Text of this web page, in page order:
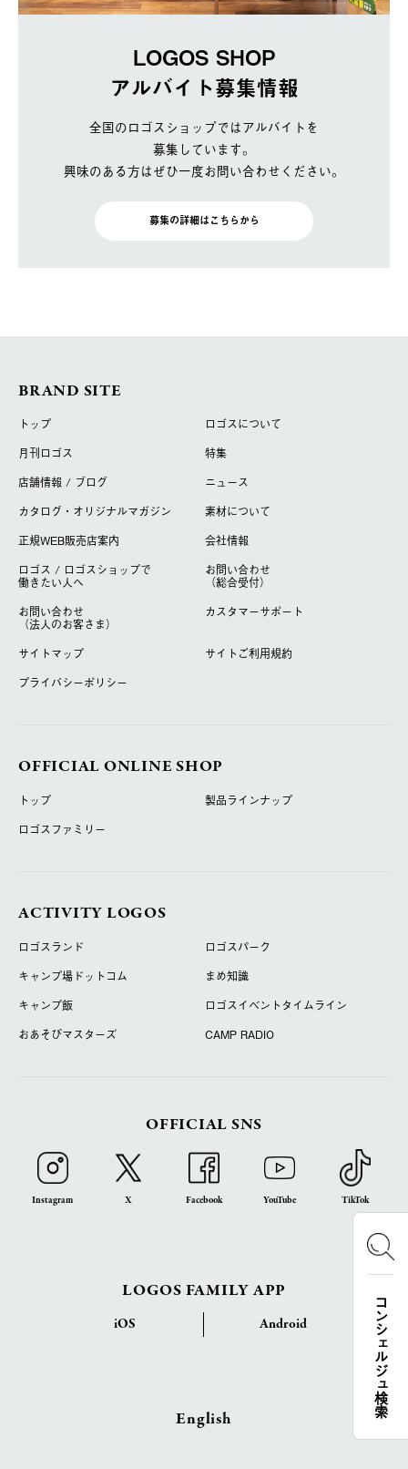
LOGOS SHOP
アルバイト募集情報
全国のロゴスショップではアルバイトを
募集しています。
興味のある方はぜひ一度お問い合わせください。
募集の詳細はこちらから
コンシェルジュ検索
BRAND SITE
トップ
ロゴスについて
月刊ロゴス
特集
店舗情報 / ブログ
ニュース
カタログ・オリジナルマガジン
素材について
正規WEB販売店案内
会社情報
ロゴス / ロゴスショップで
働きたい人へ
お問い合わせ
（総合受付）
お問い合わせ
（法人のお客さま）
カスタマーサポート
サイトマップ
サイトご利用規約
プライバシーポリシー
OFFICIAL ONLINE SHOP
トップ
製品ラインナップ
ロゴスファミリー
ACTIVITY LOGOS
ロゴスランド
ロゴスパーク
キャンプ場ドットコム
まめ知識
キャンプ飯
ロゴスイベントタイムライン
おあそびマスターズ
CAMP RADIO
OFFICIAL SNS
Instagram X Facebook YouTube TikTok
LOGOS FAMILY APP
iOS Android
English